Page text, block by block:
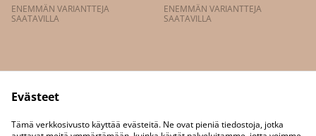
ENEMMÄN VARIANTTEJA
SAATAVILLA
ENEMMÄN VARIANTTEJA
SAATAVILLA
Yhteystiedot
Evästeet
Tämä verkkosivusto käyttää evästeitä. Ne ovat pieniä tiedostoja, jotka